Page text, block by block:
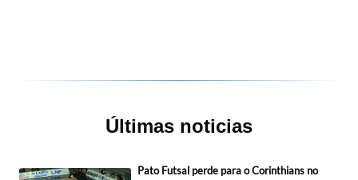
Últimas noticias
Pato Futsal perde para o Corinthians no